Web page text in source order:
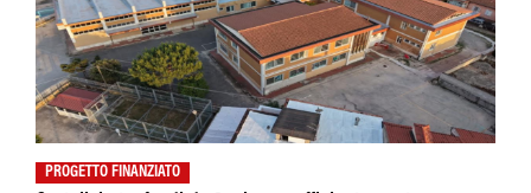
PROGETTO FINANZIATO